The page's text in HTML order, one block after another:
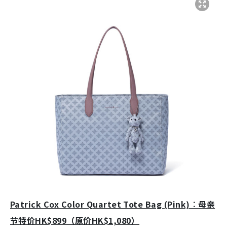
Patrick Cox Color Quartet Tote Bag (Pink)︰母亲
节特价HK$899（原价HK$1,080）